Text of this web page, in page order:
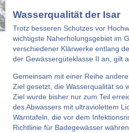
Wasserqualität der Isar
Trotz besseren Schutzes vor
wichtigste Naherholungsgebiet im
verschiedener Klärwerke entlang
der Gewässergüteklasse II an, gilt
Gemeinsam mit einer Reihe
Ziel gesetzt, die Wasserqualität so
Ziel wurde bisher nur zum Teil
des Abwassers mit ultraviolettem
Warntafeln, die vor dem
Richtlinie für Badegewässer